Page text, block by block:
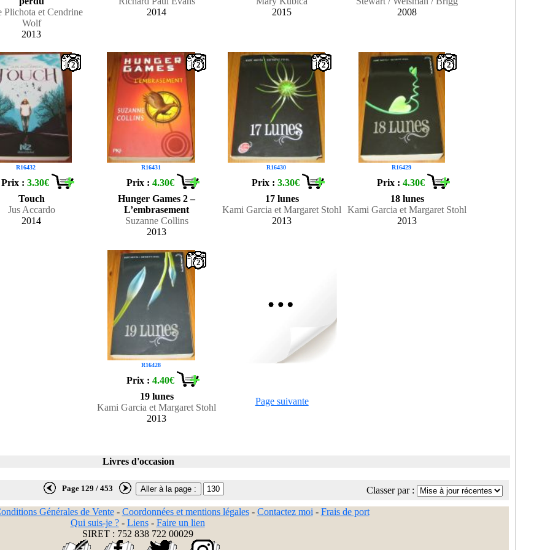
Plichota et Cendrine
Wolf
2013
2014
2015
2008
R16432
2
Prix :3.30€
Touch
Jus Accardo
2014
R16431
2
Prix :4.30€
Hunger Games 2 –
L’embrasement
Suzanne Collins
2013
R16430
2
Prix :3.30€
17 lunes
Kami Garcia et Margaret Stohl
2013
R16429
2
Prix :4.30€
18 lunes
Kami Garcia et Margaret Stohl
2013
R16428
2
Prix :4.40€
19 lunes
Kami Garcia et Margaret Stohl
2013
Page suivante
Livres d'occasion
Page 129 / 453 Classer par :
Générales de Vente- Coordonnées et mentions légales- Contactez moi - Frais de port
Qui suis-je ?- Liens- Faire un lien
SIRET : 752 838 722 00029